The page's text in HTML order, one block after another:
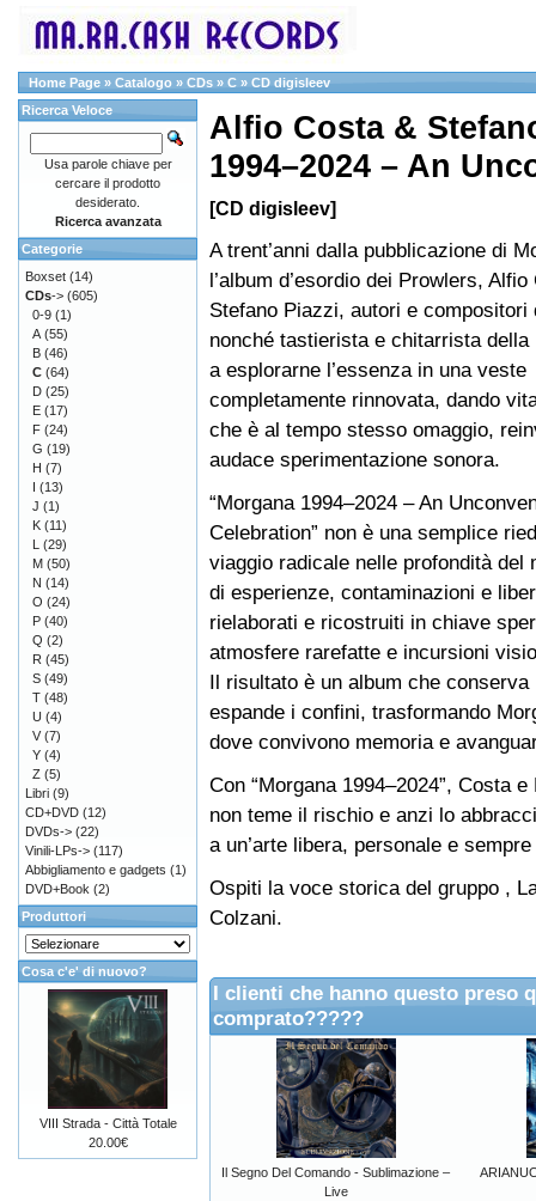
Home Page » Catalogo » CDs » C » CD digisleev
Alfio Costa &
1994–2024 – An
[CD digisleev]
A trent’anni dalla pubblicazione di
l’album d’esordio dei Prowlers, Alfio
Stefano Piazzi, autori e compositori
nonché tastierista e chitarrista della
a esplorarne l’essenza in una veste
completamente rinnovata, dando
che è al tempo stesso omaggio,
audace sperimentazione sonora.
“Morgana 1994–2024 – An
Celebration” non è una semplice
viaggio radicale nelle profondità del
di esperienze, contaminazioni e
rielaborati e ricostruiti in chiave
atmosfere rarefatte e incursioni
Il risultato è un album che
espande i confini, trasformando
dove convivono memoria e
Con “Morgana 1994–2024”, Costa
non teme il rischio e anzi lo
a un’arte libera, personale e
Ospiti la voce storica del gruppo ,
Colzani.
I clienti che hanno questo preso
comprato?????
Il Segno Del Comando - Sublimazione –
Live
Ricerca Veloce
Usa parole chiave per
cercare il prodotto
desiderato.
Ricerca avanzata
Categorie
Boxset (14)
CDs-> (605)
0-9 (1)
A (55)
B (46)
C (64)
D (25)
E (17)
F (24)
G (19)
H (7)
I (13)
J (1)
K (11)
L (29)
M (50)
N (14)
O (24)
P (40)
Q (2)
R (45)
S (49)
T (48)
U (4)
V (7)
Y (4)
Z (5)
Libri (9)
CD+DVD (12)
DVDs-> (22)
Vinili-LPs-> (117)
Abbigliamento e gadgets (1)
DVD+Book (2)
Produttori
Cosa c'e' di nuovo?
VIII Strada - Città Totale
20.00€